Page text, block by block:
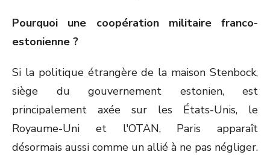
Pourquoi une coopération militaire franco-
estonienne ?
Si la politique étrangère de la maison Stenbock,
siège du gouvernement estonien, est
principalement axée sur les États-Unis, le
Royaume-Uni et l'OTAN, Paris apparaît
désormais aussi comme un allié à ne pas négliger.